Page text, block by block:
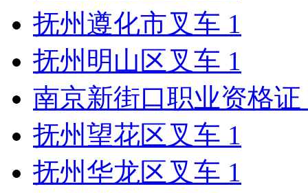
抚州遵化市叉车 1
抚州明山区叉车 1
南京新街口职业资格证
抚州望花区叉车 1
抚州华龙区叉车 1